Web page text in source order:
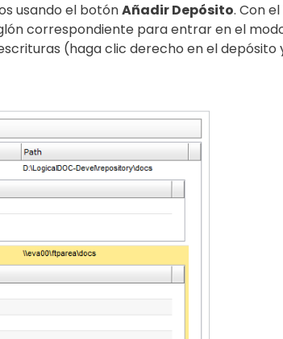
usando el botónAñadir Depósito. Con
correspondiente para entrar en el
(haga clic derecho en el depósito